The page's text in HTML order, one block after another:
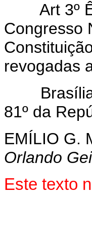
Art 3º
Congresso
revogadas
Brasília,
81º da
EMÍLIO G.
Orlando
Este texto